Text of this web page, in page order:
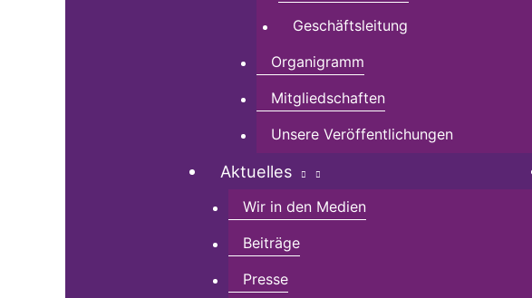
Geschäftsleitung
Organigramm
Mitgliedschaften
Unsere Veröffentlichungen
Aktuelles
Wir in den Medien
Beiträge
Presse